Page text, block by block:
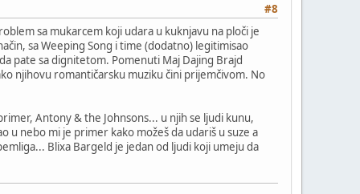
#8
sa mukarcem koji udara u kuknjavu na ploči je
sa Weeping Song i time (dodatno) legitimisao
pate sa dignitetom. Pomenuti Maj Dajing Brajd
njihovu romantičarsku muziku čini prijemčivom. No
Antony & the Johnsons... u njih se ljudi kunu,
u nebo mi je primer kako možeš da udariš u suze a
Blixa Bargeld je jedan od ljudi koji umeju da